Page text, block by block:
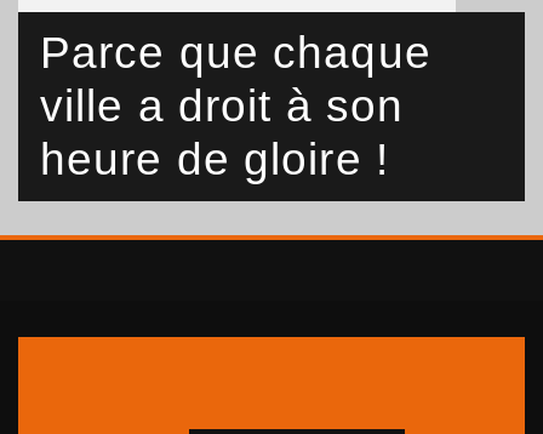
Parce que chaque
ville a droit à son
heure de gloire !